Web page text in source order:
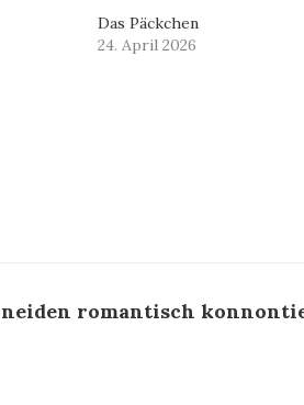
Das Päckchen
24. April 2026
romantisch